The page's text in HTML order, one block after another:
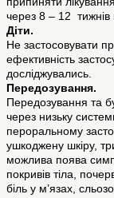
через 8 – 12 тижнів
Діти.
Не застосовувати
ефективність
досліджувались.
Передозування.
Передозування та
через низьку
пероральному
ушкоджену шкіру,
можлива поява
покривів тіла,
біль у м’язах,